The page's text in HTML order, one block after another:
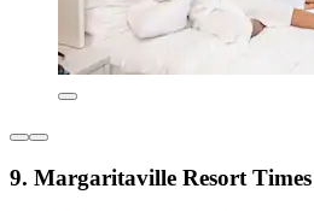
9. Margaritaville Resort